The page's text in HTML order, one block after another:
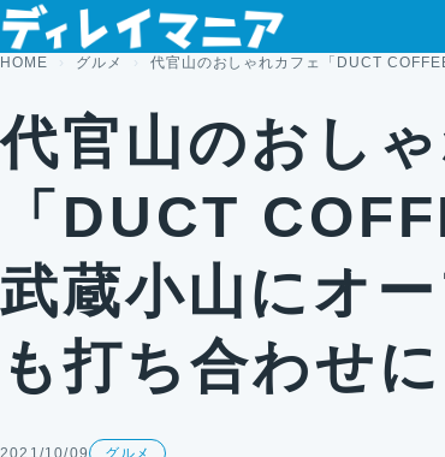
コンテンツへスキップ
HOME グルメ 代官山のおしゃれカフェ「DUCT
代官山のおし
「DUCT
武蔵小山にオ
も打ち合わせに
2021/10/09 グルメ